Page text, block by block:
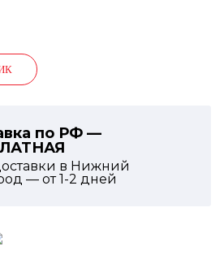
по РФ —
в Нижний
— от1-2 дней